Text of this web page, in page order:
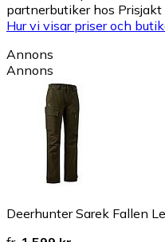
partnerbutiker hos
Hur vi visar priser och
Annons
Annons
Deerhunter Sarek Fallen